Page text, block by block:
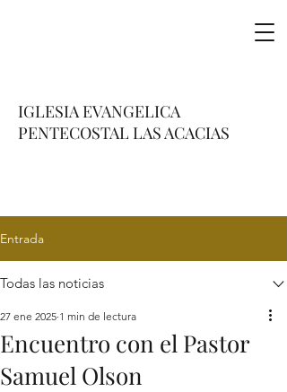
IGLESIA EVANGELICA
PENTECOSTAL LAS ACACIAS
Entrada
Todas las noticias
Encuentro con el Pastor
Samuel Olson
27 ene 2025 1 min de lectura